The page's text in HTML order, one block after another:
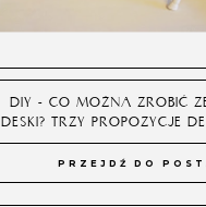
DIY - CO MOŻNA ZROBIĆ
DESKI? TRZY PROPOZYCJE
PRZEJDŹ DO